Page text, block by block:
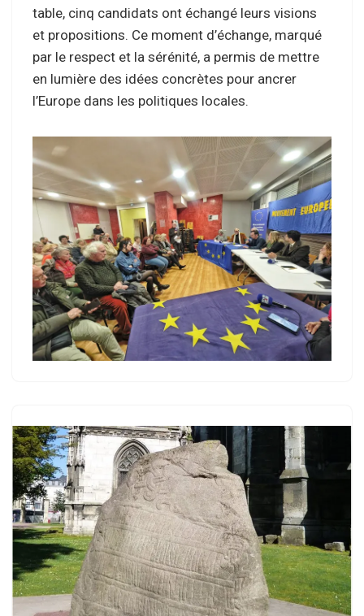
table, cinq candidats ont échangé leurs visions
et propositions. Ce moment d’échange, marqué
par le respect et la sérénité, a permis de mettre
en lumière des idées concrètes pour ancrer
l’Europe dans les politiques locales.